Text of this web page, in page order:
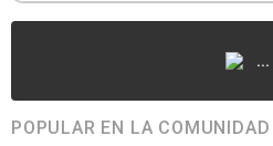
...
POPULAR EN LA COMUNIDAD